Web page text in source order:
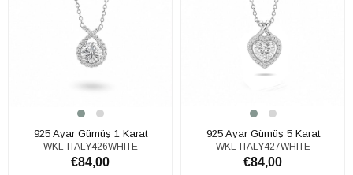
925 Ayar Gümüş 1 Karat
Moissanite Taşlı Tektaş Kolye
WKL-ITALY426WHITE
€84,00
925 Ayar Gümüş 5 Karat
Moissanite Taşlı Tektaş Kolye
WKL-ITALY427WHITE
€84,00